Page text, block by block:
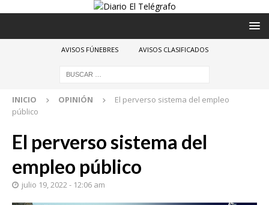
AVISOS FÚNEBRES AVISOS CLASIFICADOS
INICIO OPINIÓN
El perverso sistema del empleo
público
El perverso sistema del
empleo público
julio 19, 2022 - 12:06 am